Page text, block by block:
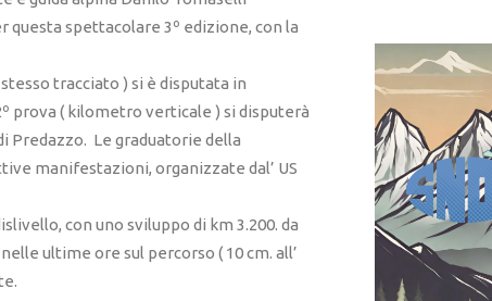
questa spettacolare 3º edizione, con la
tracciato ) si è disputata in
prova ( kilometro verticale ) si disputerà
Predazzo. Le graduatorie della
manifestazioni, organizzate dal’ US
con uno sviluppo di km 3.200. da
ultime ore sul percorso ( 10 cm. all’